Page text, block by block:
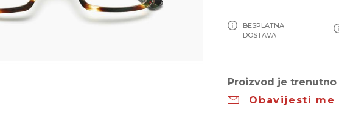
BESPLATNA
DOSTAVA
Proizvod je
Obavijesti me